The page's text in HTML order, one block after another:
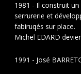
1981 - Il construit
serrurerie et
fabiruqés sur place.
Michel EDARD
1991 - José